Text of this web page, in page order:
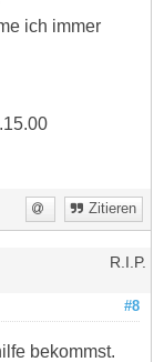
ich immer
Zitieren
R.I.P.
#8
bekommst.